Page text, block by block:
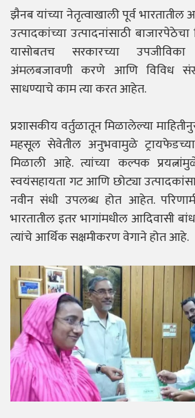
झैनब यांच्या नेतृत्वाखाली पूर्व भारतातील
उत्पादकांच्या उत्पादनांसाठी
यासोबतच सरकारच्या
अंमलबजावणी करणे आणि विविध
साधण्याचे काम त्या करत आहेत.
प्रशासकीय वर्तुळातून मिळालेल्या
महसूल सेवेतील अनुभवामुळे ट्रायफेडच्या
मिळाली आहे. त्यांच्या कल्पक
स्वयंसहायता गट आणि छोट्या
नवीन संधी उपलब्ध होत आहेत.
भारतातील इतर भागांमधील आदिवासी
त्यांचे आर्थिक सक्षमीकरण वेगाने होत आहे.